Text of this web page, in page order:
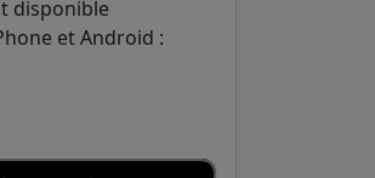
disponible
et Android :